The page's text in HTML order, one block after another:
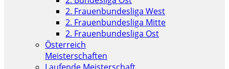
2. Frauenbundesliga West
2. Frauenbundesliga Mitte
2. Frauenbundesliga Ost
Österreich
Meisterschaften